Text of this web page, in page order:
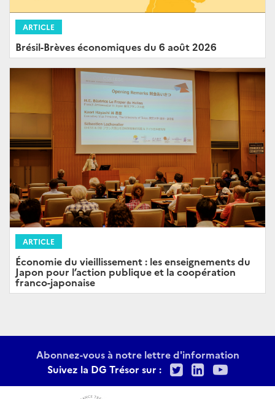
ARTICLE
Brésil-Brèves économiques du 6 août 2026
ARTICLE
Économie du vieillissement : les enseignements du
Japon pour l’action publique et la coopération
franco-japonaise
Abonnez-vous à notre lettre d'information
Suivez la DG Trésor sur :
TwitterLinkedIn